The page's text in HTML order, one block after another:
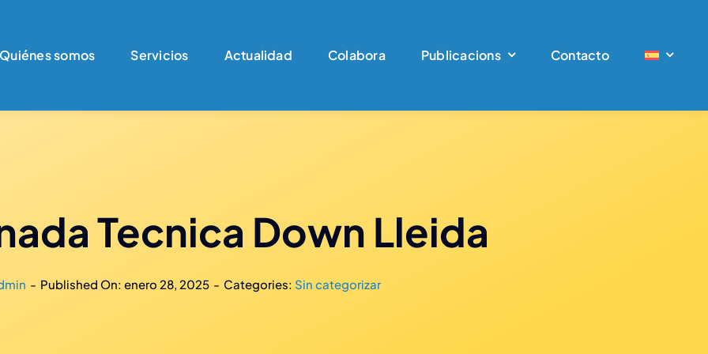
Quiénes somos Servicios Actualidad Colabora Publicacions Contacto
Tecnica Down Lleida
- Published On: enero 28, 2025 - Categories: Sin categorizar